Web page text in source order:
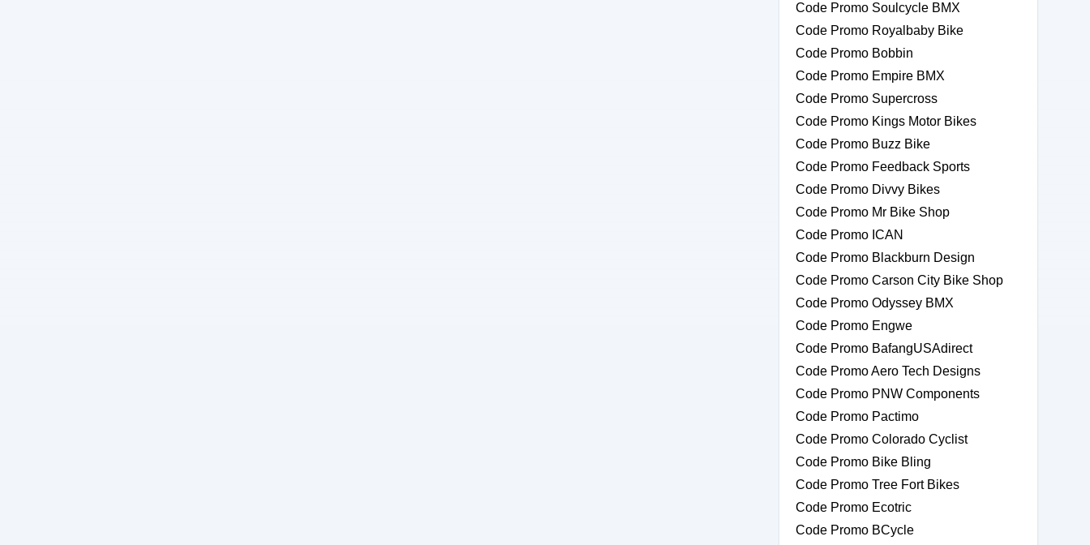
Code Promo Soulcycle BMX
Code Promo Royalbaby Bike
Code Promo Bobbin
Code Promo Empire BMX
Code Promo Supercross
Code Promo Kings Motor Bikes
Code Promo Buzz Bike
Code Promo Feedback Sports
Code Promo Divvy Bikes
Code Promo Mr Bike Shop
Code Promo ICAN
Code Promo Blackburn Design
Code Promo Carson City Bike Shop
Code Promo Odyssey BMX
Code Promo Engwe
Code Promo BafangUSAdirect
Code Promo Aero Tech Designs
Code Promo PNW Components
Code Promo Pactimo
Code Promo Colorado Cyclist
Code Promo Bike Bling
Code Promo Tree Fort Bikes
Code Promo Ecotric
Code Promo BCycle